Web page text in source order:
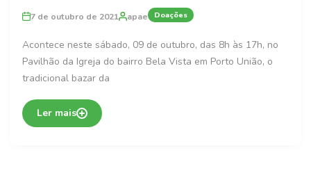
7 de outubro de 2021 apae Doações
Acontece neste sábado, 09 de outubro, das 8h às 17h, no
Pavilhão da Igreja do bairro Bela Vista em Porto União, o
tradicional bazar da
Ler mais